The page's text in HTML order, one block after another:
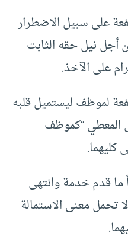
على سبيل الاضطرار
أجل نيل حقه الثابت
على الآخذ.
لموظف ليستميل قلبه
المعطي “كموظف
كليهما.
ما قدم خدمة وانتهى
تحمل معنى الاستمالة